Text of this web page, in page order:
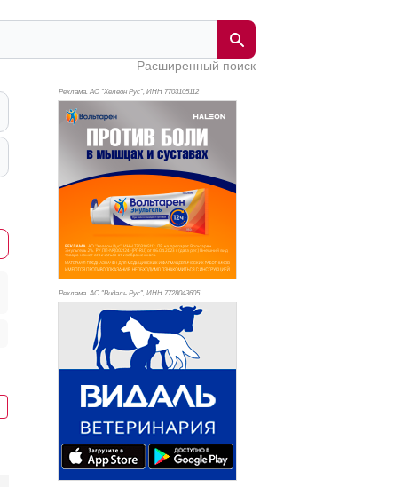
Расширенный поиск
Реклама. АО "Хелеон Рус", ИНН 7703105112
Реклама. АО "Видаль Рус", ИНН 7728043605